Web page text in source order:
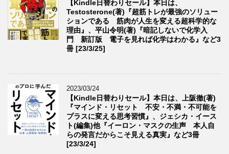
【Kindle日替わりセール】本日は、
Testosterone(著)『超筋トレが最強のソリュー
ションである 筋肉が人生を変える超科学的な
理由』、平山令明(著)『暗記しないで化学入
門 新訂版 電子を見れば化学はわかる』など3
冊 [23/3/25]
2023/03/24
【Kindle日替わりセール】本日は、上阪徹(著)
『マインド・リセット 不安・不満・不可能を
プラスに変える思考習慣』、ジェシカ・イース
ト(編集)他『イーロン・マスクの生声 本人自
らの発言だからこそ見える真実』など3冊
[23/3/24]